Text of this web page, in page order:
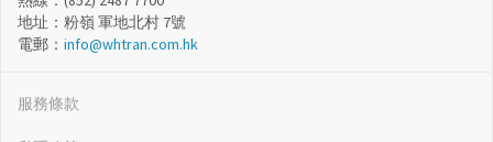
地址：粉嶺 軍地北村 7號
電郵： info@whtran.com.hk
服務條款